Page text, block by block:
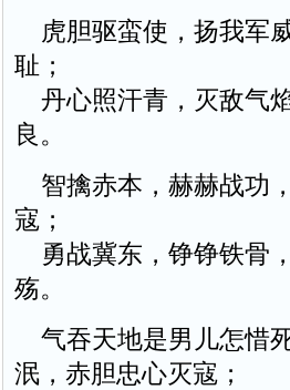
虎胆驱蛮使，扬我军
耻；
丹心照汗青，灭敌气
良。
智擒赤本，赫赫战功
寇；
勇战冀东，铮铮铁骨
殇。
气吞天地是男儿怎惜
泯，赤胆忠心灭寇；